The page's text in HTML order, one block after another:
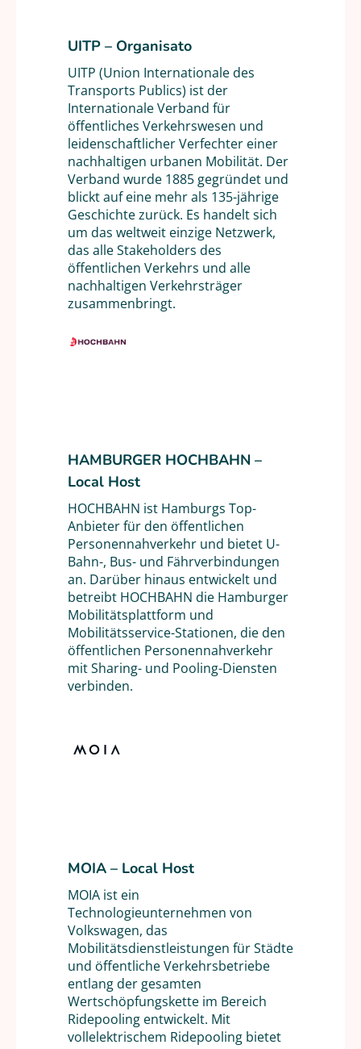
UITP – Organisato
UITP (Union Internationale des
Transports Publics) ist der
Internationale Verband für
öffentliches Verkehrswesen und
leidenschaftlicher Verfechter einer
nachhaltigen urbanen Mobilität. Der
Verband wurde 1885 gegründet und
blickt auf eine mehr als 135-jährige
Geschichte zurück. Es handelt sich
um das weltweit einzige Netzwerk,
das alle Stakeholders des
öffentlichen Verkehrs und alle
nachhaltigen Verkehrsträger
zusammenbringt.
HAMBURGER HOCHBAHN –
Local Host
HOCHBAHN ist Hamburgs Top-
Anbieter für den öffentlichen
Personennahverkehr und bietet U-
Bahn-, Bus- und Fährverbindungen
an. Darüber hinaus entwickelt und
betreibt HOCHBAHN die Hamburger
Mobilitätsplattform und
Mobilitätsservice-Stationen, die den
öffentlichen Personennahverkehr
mit Sharing- und Pooling-Diensten
verbinden.
MOIA – Local Host
MOIA ist ein
Technologieunternehmen von
Volkswagen, das
Mobilitätsdienstleistungen für Städte
und öffentliche Verkehrsbetriebe
entlang der gesamten
Wertschöpfungskette im Bereich
Ridepooling entwickelt. Mit
vollelektrischem Ridepooling bietet